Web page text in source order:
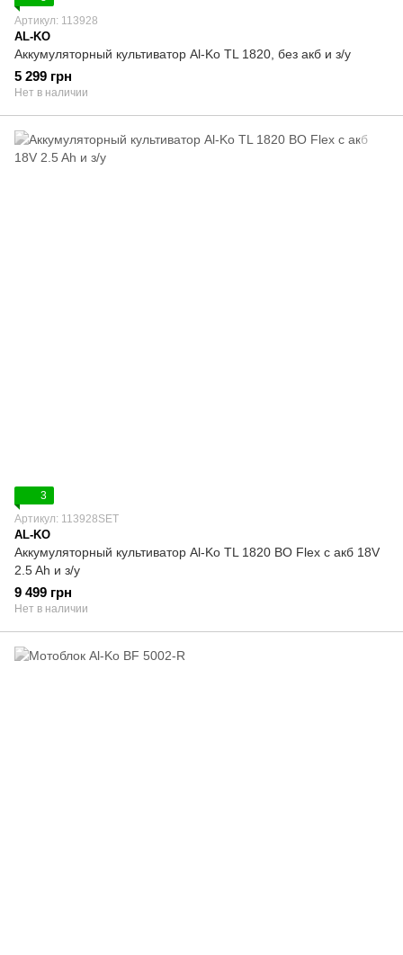
Артикул: 113928
AL-KO
Аккумуляторный культиватор Al-Ko TL 1820, без акб и з/у
5 299 грн
Нет в наличии
3
Артикул: 113928SET
AL-KO
Аккумуляторный культиватор Al-Ko TL 1820 BO Flex с акб 18V
2.5 Ah и з/у
9 499 грн
Нет в наличии